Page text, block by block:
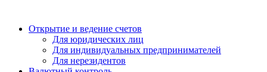
Открытие и ведение счетов
Для юридических лиц
Для индивидуальных предпринимателей
Для нерезидентов